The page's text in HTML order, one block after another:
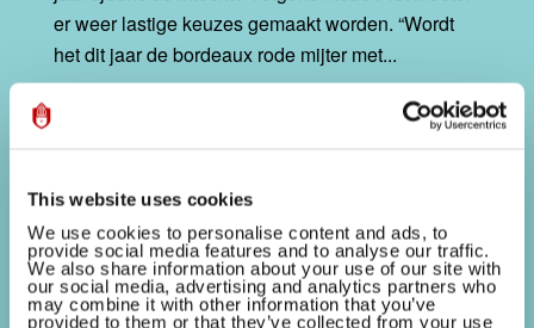
This website uses cookies
We use cookies to personalise content and ads, to
provide social media features and to analyse our traffic.
We also share information about your use of our site with
our social media, advertising and analytics partners who
may combine it with other information that you’ve
provided to them or that they’ve collected from your use
er weer lastige keuzes gemaakt worden. “Wordt
het dit jaar de bordeaux rode mijter met...